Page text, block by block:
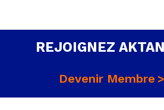
REJOIGNEZ
Devenir Membre